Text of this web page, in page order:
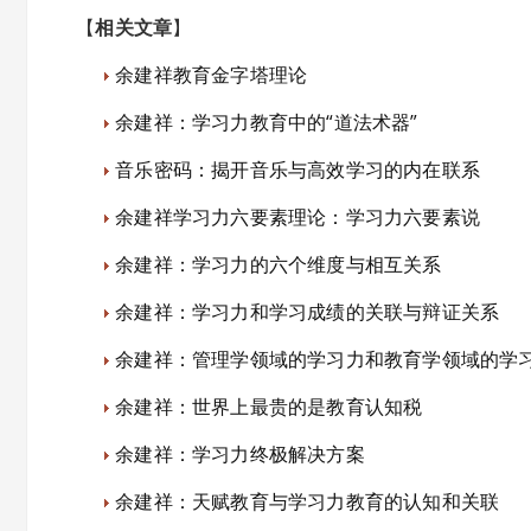
【相关文章】
余建祥教育金字塔理论
余建祥：学习力教育中的“道法术器”
音乐密码：揭开音乐与高效学习的内在联系
余建祥学习力六要素理论：学习力六要素说
余建祥：学习力的六个维度与相互关系
余建祥：学习力和学习成绩的关联与辩证关系
余建祥：管理学领域的学习力和教育学领域的学
余建祥：世界上最贵的是教育认知税
余建祥：学习力终极解决方案
余建祥：天赋教育与学习力教育的认知和关联